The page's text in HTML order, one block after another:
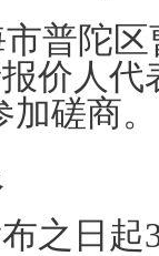
市普陀
价人
加磋商。
之日起